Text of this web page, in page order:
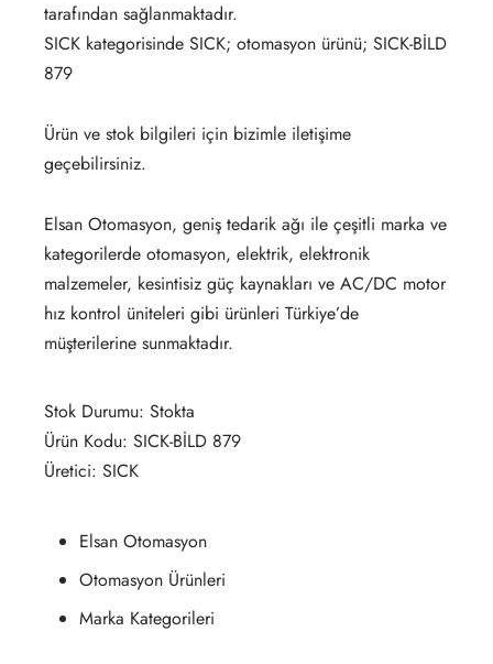
tarafından sağlanmaktadır.
SICK kategorisinde SICK; otomasyon ürünü; SICK-BİLD
879
Ürün ve stok bilgileri için bizimle iletişime
geçebilirsiniz.
Elsan Otomasyon, geniş tedarik ağı ile çeşitli marka ve
kategorilerde otomasyon, elektrik, elektronik
malzemeler, kesintisiz güç kaynakları ve AC/DC motor
hız kontrol üniteleri gibi ürünleri Türkiye’de
müşterilerine sunmaktadır.
Stok Durumu: Stokta
Ürün Kodu: SICK-BİLD 879
Üretici: SICK
Elsan Otomasyon
Otomasyon Ürünleri
Marka Kategorileri